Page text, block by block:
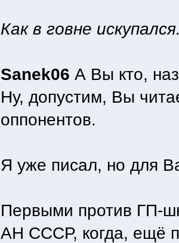
Как в говне
Sanek06 А Вы кто,
Ну, допустим, Вы
оппонентов.
Я уже писал, но для
Первыми против ГП-
АН СССР, когда, ещё